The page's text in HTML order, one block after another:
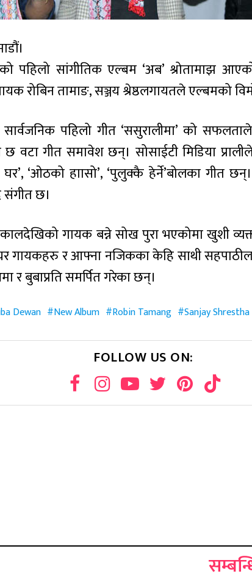
पहिलो सांगीतिक एल्बम ‘अब’ श्रोतामाझ
रोबिन तामाङ, सञ्जय श्रेष्ठलगायतले एल्बमको
पहिलो गीत ‘ससुरालीमा’ को
वटा गीत समावेश छन्। सोसाईटी मिडिया
घर’, ‘ओठको हाासो’, ‘पुलुक्कै हेर्ने’बोलका गीत
संगीत छ।
गायक बन्ने सोख पुरा भएकोमा खुशी
गायकहरु र आफ्ना नजिकका केहि साथी
बुबाप्रति समर्पित गरेका छन्।
Dewan New Album Robin Tamang Sanjay Shrestha
FOLLOW US ON: